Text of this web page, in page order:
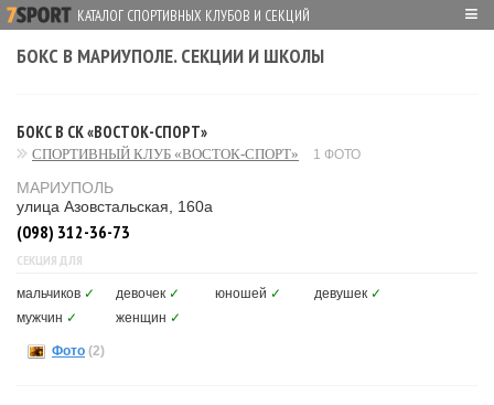
КАТАЛОГ СПОРТИВНЫХ КЛУБОВ И СЕКЦИЙ ≡
БОКС В МАРИУПОЛЕ. СЕКЦИИ И ШКОЛЫ
БОКС В СК «ВОСТОК-СПОРТ»
СПОРТИВНЫЙ КЛУБ «ВОСТОК-СПОРТ» 1 ФОТО
МАРИУПОЛЬ
улица Азовстальская, 160а
(098) 312-36-73
СЕКЦИЯ ДЛЯ
мальчиков ✓ девочек ✓ юношей ✓ девушек ✓
мужчин ✓ женщин ✓
Фото (2)